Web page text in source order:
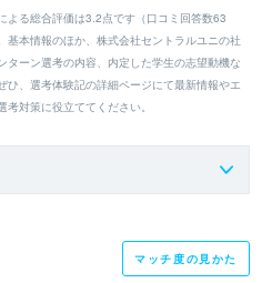
よる総合評価は3.2点です（口コミ回答数63
本情報のほか、株式会社セントラルユニの社
ターン選考の内容、内定した学生の志望動機な
ひ、選考体験記の詳細ページにて最新情報やエ
対策に役立ててください。
マッチ度の見かた